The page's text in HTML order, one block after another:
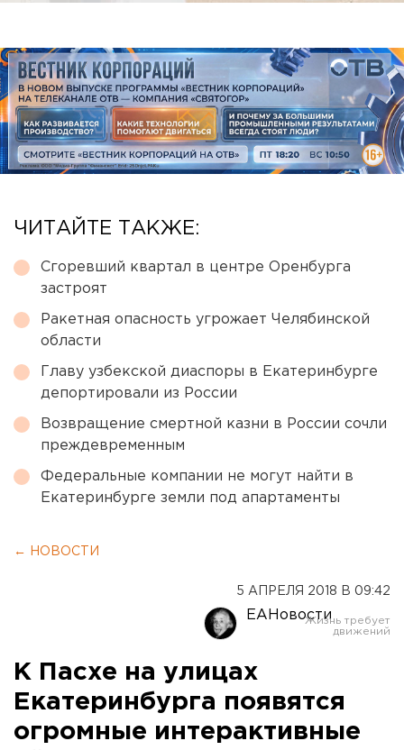
ЧИТАЙТЕ ТАКЖЕ:
Сгоревший квартал в центре Оренбурга
застроят
Ракетная опасность угрожает Челябинской
области
Главу узбекской диаспоры в Екатеринбурге
депортировали из России
Возвращение смертной казни в России сочли
преждевременным
Федеральные компании не могут найти в
Екатеринбурге земли под апартаменты
← НОВОСТИ
5 АПРЕЛЯ 2018 В 09:42
ЕАНовости
К Пасхе на улицах
Екатеринбурга появятся
огромные интерактивные